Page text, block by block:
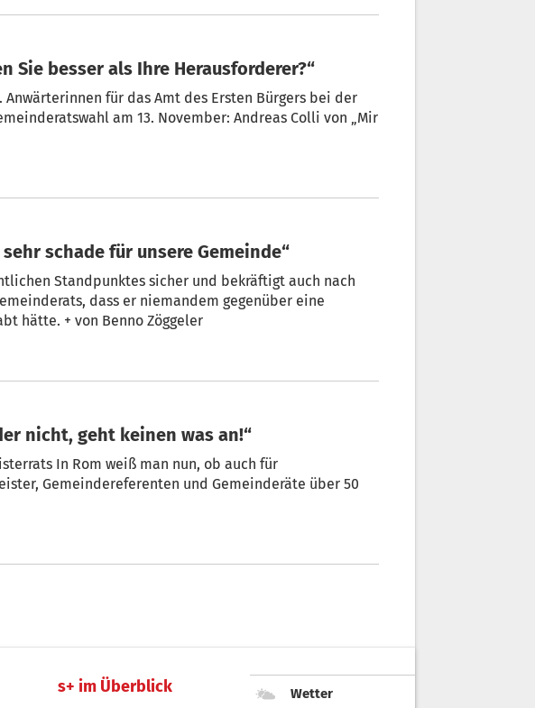
Sie besser als Ihre Herausforderer?“
Anwärterinnen für das Amt des Ersten Bürgers bei der
am 13. November: Andreas Colli von „Mir
sehr schade für unsere Gemeinde“
Standpunktes sicher und bekräftigt auch nach
hätte. + von Benno Zöggeler
nicht, geht keinen was an!“
In Rom weiß man nun, ob auch für
Gemeindereferenten und Gemeinderäte über 50
s+ im Überblick Wetter